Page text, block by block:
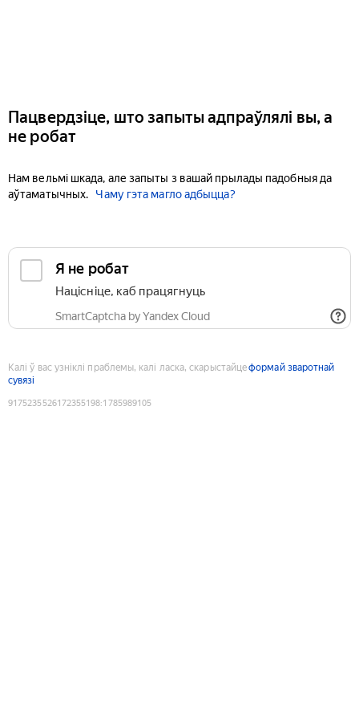
Пацвердзіце, што запыты адпраўлялі вы, а
не робат
Нам вельмі шкада, але запыты з вашай прылады падобныя да
аўтаматычных.
Чаму гэта магло адбыцца?
Я не робат
Націсніце, каб працягнуць
SmartCaptcha by Yandex Cloud
Калі ў вас узніклі праблемы, калі ласка, скарыстайцеформай зваротнай
сувязі
9175235526172355198:1785989105